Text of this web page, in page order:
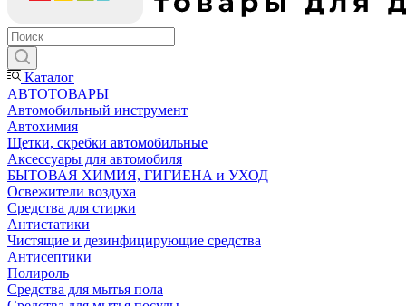
Каталог
АВТОТОВАРЫ
Автомобильный инструмент
Автохимия
Щетки, скребки автомобильные
Аксессуары для автомобиля
БЫТОВАЯ ХИМИЯ, ГИГИЕНА и УХОД
Освежители воздуха
Средства для стирки
Антистатики
Чистящие и дезинфицирующие средства
Антисептики
Полироль
Средства для мытья пола